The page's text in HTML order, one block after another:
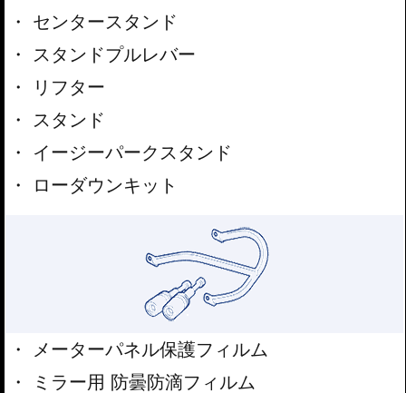
センタースタンド
スタンドプルレバー
リフター
スタンド
イージーパークスタンド
ローダウンキット
メーターパネル保護フィルム
ミラー用 防曇防滴フィルム